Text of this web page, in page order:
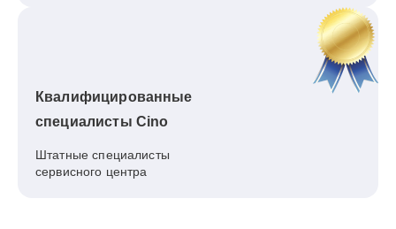
Квалифицированные
специалисты Cino
Штатные специалисты
сервисного центра